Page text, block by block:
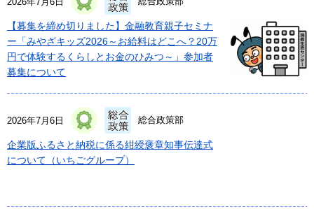
【募集を締め切りました】金融教育親子セミナ
ー「みやざキッズ2026～お給料はどこへ？20万
円で体験するくらしとお金のひみつ～」参加者
募集について
2026年7月6日 総合政策部
企業版ふるさと納税に係る紺綬褒章知事伝達式
について（いちごグループ）